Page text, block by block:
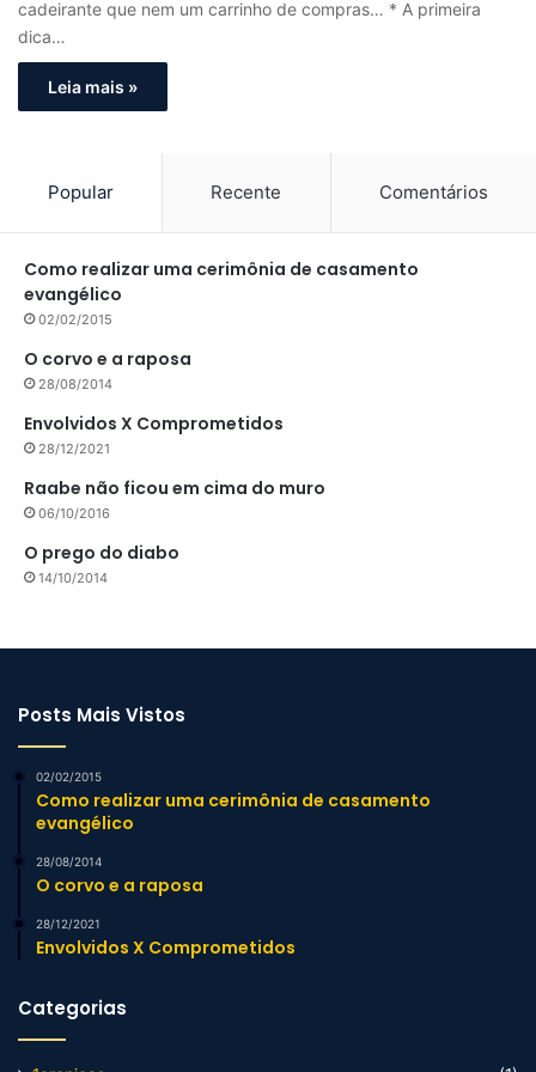
cadeirante que nem um carrinho de compras… * A primeira
dica…
Leia mais »
Popular Recente Comentários
Como realizar uma cerimônia de casamento
evangélico
02/02/2015
O corvo e a raposa
28/08/2014
Envolvidos X Comprometidos
28/12/2021
Raabe não ficou em cima do muro
06/10/2016
O prego do diabo
14/10/2014
Posts Mais Vistos
02/02/2015
Como realizar uma cerimônia de casamento
evangélico
28/08/2014
O corvo e a raposa
28/12/2021
Envolvidos X Comprometidos
Categorias